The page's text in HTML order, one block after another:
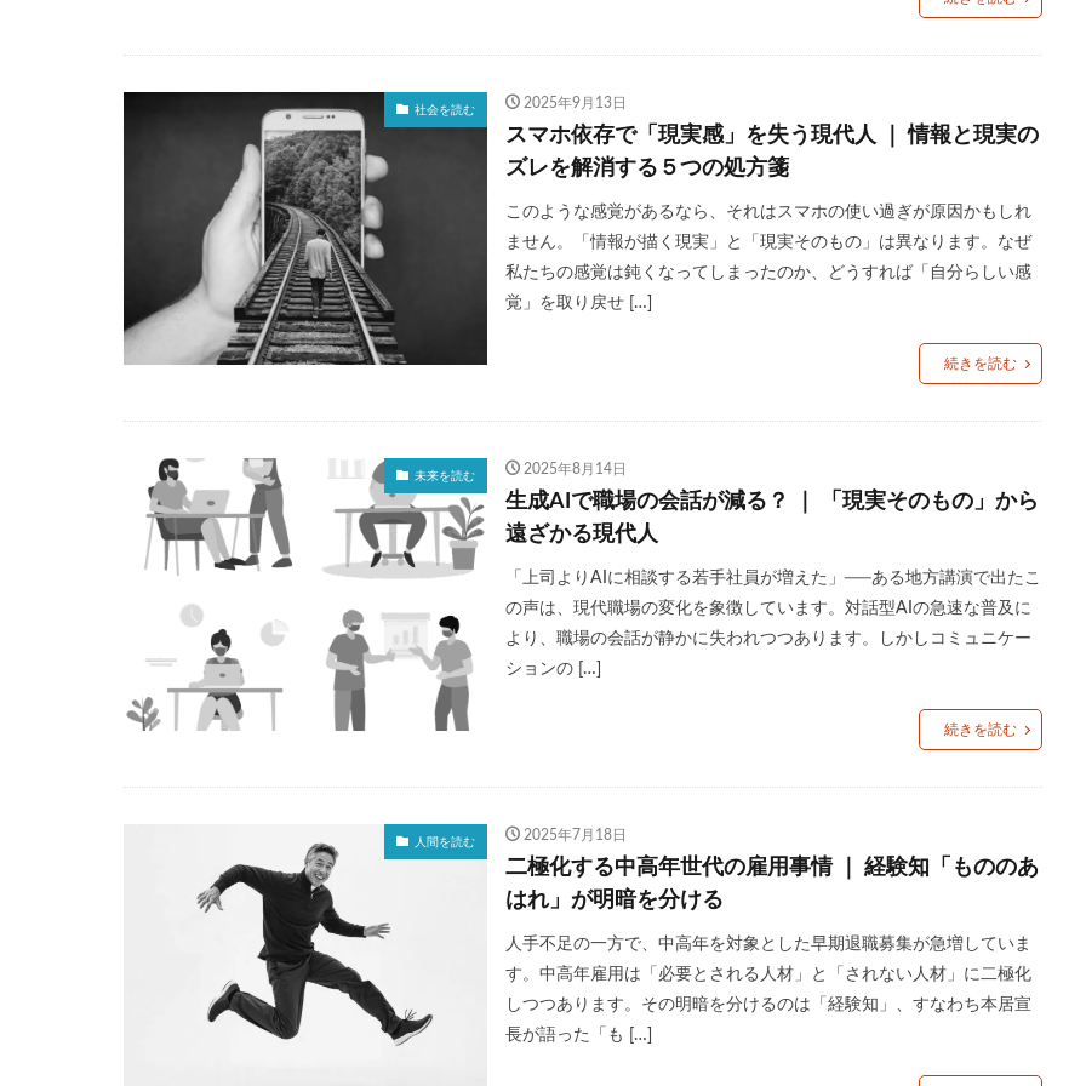
社会を読む 2025年9月13日
スマホ依存で「現実感」を失う現代人 ｜ 情報と現実の
ズレを解消する５つの処方箋
このような感覚があるなら、それはスマホの使い過ぎが原因かもしれ
ません。「情報が描く現実」と「現実そのもの」は異なります。なぜ
私たちの感覚は鈍くなってしまったのか、どうすれば「自分らしい感
覚」を取り戻せ […]
続きを読む
未来を読む 2025年8月14日
生成AIで職場の会話が減る？ ｜ 「現実そのもの」から
遠ざかる現代人
「上司よりAIに相談する若手社員が増えた」──ある地方講演で出たこ
の声は、現代職場の変化を象徴しています。対話型AIの急速な普及に
より、職場の会話が静かに失われつつあります。しかしコミュニケー
ションの […]
続きを読む
人間を読む 2025年7月18日
二極化する中高年世代の雇用事情 ｜ 経験知「もののあ
はれ」が明暗を分ける
人手不足の一方で、中高年を対象とした早期退職募集が急増していま
す。中高年雇用は「必要とされる人材」と「されない人材」に二極化
しつつあります。その明暗を分けるのは「経験知」、すなわち本居宣
長が語った「も […]